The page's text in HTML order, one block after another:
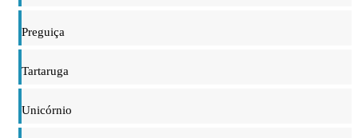
Preguiça
Tartaruga
Unicórnio